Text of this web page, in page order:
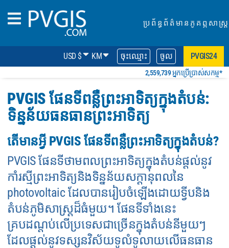
ប្រព័ន្ធព័ត៌មានភូគព្ភសាស្ត្រ
USD $ KM ចុះឈ្មោះ ចូល PVGIS24
2,559,739 អ្នកប្រើប្រាស់សកម្ម*
PVGIS ផែនទីពន្លឺព្រះអាទិត្យក្នុងតំបន់:
ទិន្នន័យធនធានព្រះអាទិត្យ
តើមានអ្វី PVGIS ផែនទីពន្លឺព្រះអាទិត្យក្នុងតំបន់?
PVGIS ផែនទីថាមពលព្រះអាទិត្យក្នុងតំបន់ផ្តល់នូវ
កាំរស្មីព្រះអាទិត្យនិងទិន្នន័យសក្តានុពលនៃ
photovoltaic ដែលបានរៀបចំឡើងដោយទ្វីបនិង
តំបន់ភូមិសាស្ត្រដ៏ធំមួយ។ ផែនទីទាំងនេះ
គ្របដណ្តប់លើប្រទេសជាច្រើនក្នុងតំបន់នីមួយៗ
ដែលផ្តល់នូវទស្សនវិស័យទូលំទូលាយលើធនធាន